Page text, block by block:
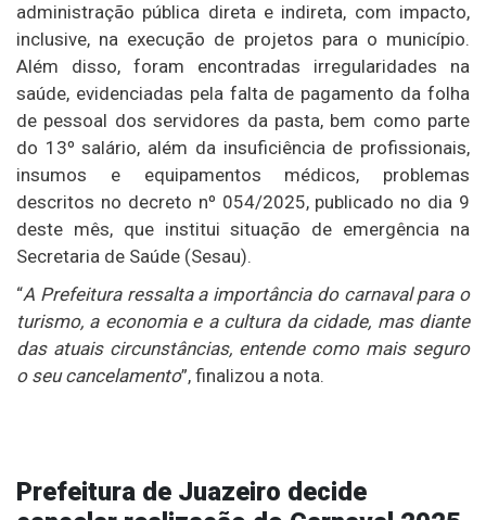
administração pública direta e indireta, com impacto,
inclusive, na execução de projetos para o município.
Além disso, foram encontradas irregularidades na
saúde, evidenciadas pela falta de pagamento da folha
de pessoal dos servidores da pasta, bem como parte
do 13º salário, além da insuficiência de profissionais,
insumos e equipamentos médicos, problemas
descritos no decreto nº 054/2025, publicado no dia 9
deste mês, que institui situação de emergência na
Secretaria de Saúde (Sesau).
“A Prefeitura ressalta a importância do carnaval para o
turismo, a economia e a cultura da cidade, mas diante
das atuais circunstâncias, entende como mais seguro
o seu cancelamento”, finalizou a nota.
Prefeitura de Juazeiro decide